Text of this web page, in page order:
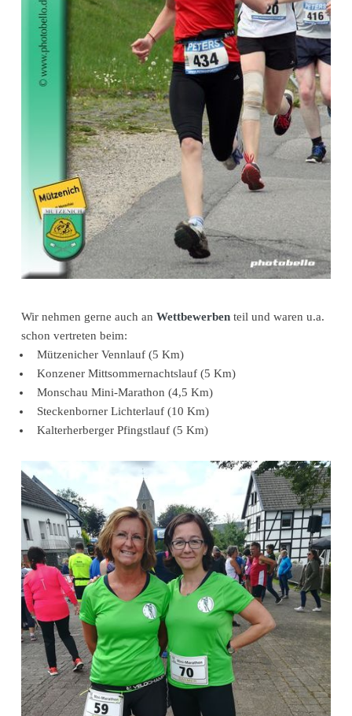
Wir nehmen gerne auch an Wettbewerbenteil und waren u.a.
schon vertreten beim:
Mützenicher Vennlauf (5 Km)
Konzener Mittsommernachtslauf (5 Km)
Monschau Mini-Marathon (4,5 Km)
Steckenborner Lichterlauf (10 Km)
Kalterherberger Pfingstlauf (5 Km)